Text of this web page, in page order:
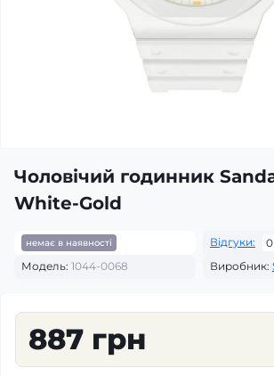
Чоловічий годинник
White-Gold
немає в наявності Відгуки:
0
Модель: 1044-0068 Виробник:
887 грн